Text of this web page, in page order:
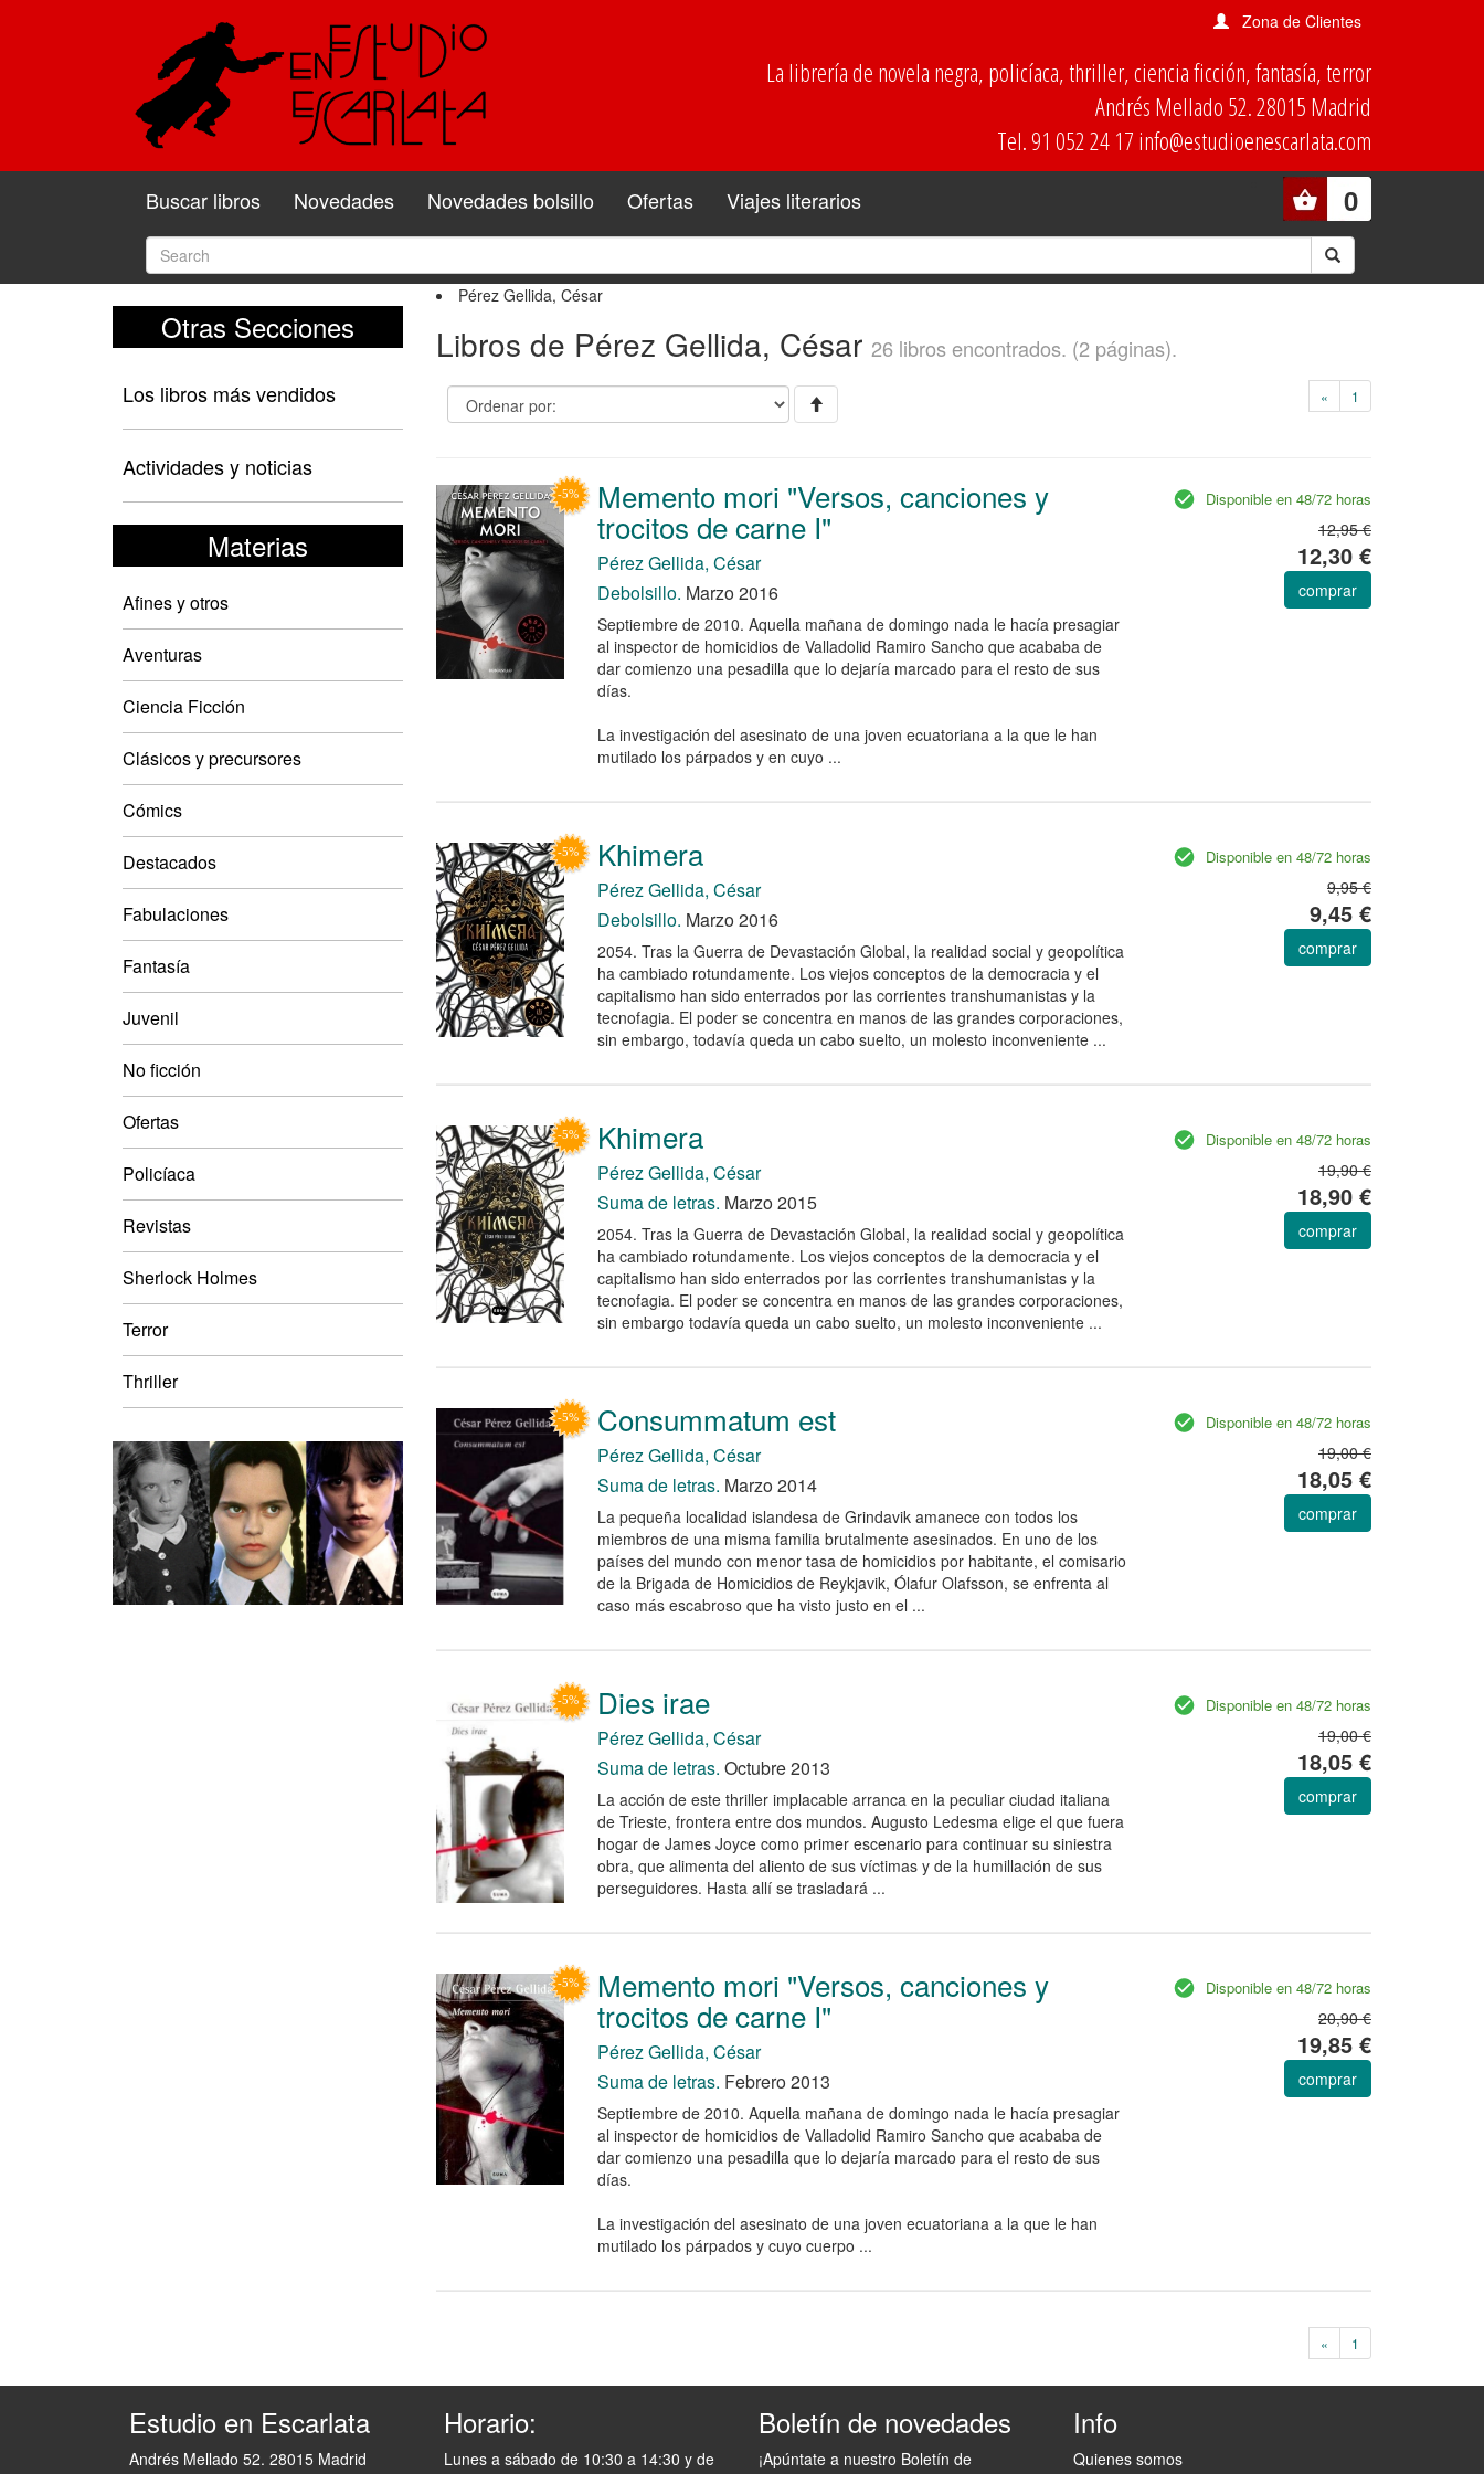
Zona de Clientes
La librería de novela negra, policíaca, thriller, ciencia ficción, fantasía, terror
Andrés Mellado 52. 28015 Madrid
Tel. 91 052 24 17 info@estudioenescarlata.com
0
Buscar libros Novedades Novedades bolsillo Ofertas Viajes literarios
Otras Secciones
Los libros más vendidos
Actividades y noticias
Materias
Afines y otros
Aventuras
Ciencia Ficción
Clásicos y precursores
Cómics
Destacados
Fabulaciones
Fantasía
Juvenil
No ficción
Ofertas
Policíaca
Revistas
Sherlock Holmes
Terror
Thriller
Pérez Gellida, César
Libros de Pérez Gellida, César 26 libros encontrados. (2 páginas).
« 1
Memento mori "Versos, canciones y
trocitos de carne I"
Pérez Gellida, César
Debolsillo. Marzo 2016
Septiembre de 2010. Aquella mañana de domingo nada le hacía presagiar
al inspector de homicidios de Valladolid Ramiro Sancho que acababa de
dar comienzo una pesadilla que lo dejaría marcado para el resto de sus
días.
La investigación del asesinato de una joven ecuatoriana a la que le han
mutilado los párpados y en cuyo ...
Disponible en 48/72 horas
12,95 €
12,30 €
comprar
Khimera
Pérez Gellida, César
Debolsillo. Marzo 2016
2054. Tras la Guerra de Devastación Global, la realidad social y geopolítica
ha cambiado rotundamente. Los viejos conceptos de la democracia y el
capitalismo han sido enterrados por las corrientes transhumanistas y la
tecnofagia. El poder se concentra en manos de las grandes corporaciones,
sin embargo, todavía queda un cabo suelto, un molesto inconveniente ...
Disponible en 48/72 horas
9,95 €
9,45 €
comprar
Khimera
Pérez Gellida, César
Suma de letras. Marzo 2015
2054. Tras la Guerra de Devastación Global, la realidad social y geopolítica
ha cambiado rotundamente. Los viejos conceptos de la democracia y el
capitalismo han sido enterrados por las corrientes transhumanistas y la
tecnofagia. El poder se concentra en manos de las grandes corporaciones,
sin embargo todavía queda un cabo suelto, un molesto inconveniente ...
Disponible en 48/72 horas
19,90 €
18,90 €
comprar
Consummatum est
Pérez Gellida, César
Suma de letras. Marzo 2014
La pequeña localidad islandesa de Grindavik amanece con todos los
miembros de una misma familia brutalmente asesinados. En uno de los
países del mundo con menor tasa de homicidios por habitante, el comisario
de la Brigada de Homicidios de Reykjavik, Ólafur Olafsson, se enfrenta al
caso más escabroso que ha visto justo en el ...
Disponible en 48/72 horas
19,00 €
18,05 €
comprar
Dies irae
Pérez Gellida, César
Suma de letras. Octubre 2013
La acción de este thriller implacable arranca en la peculiar ciudad italiana
de Trieste, frontera entre dos mundos. Augusto Ledesma elige el que fuera
hogar de James Joyce como primer escenario para continuar su siniestra
obra, que alimenta del aliento de sus víctimas y de la humillación de sus
perseguidores. Hasta allí se trasladará ...
Disponible en 48/72 horas
19,00 €
18,05 €
comprar
Memento mori "Versos, canciones y
trocitos de carne I"
Pérez Gellida, César
Suma de letras. Febrero 2013
Septiembre de 2010. Aquella mañana de domingo nada le hacía presagiar
al inspector de homicidios de Valladolid Ramiro Sancho que acababa de
dar comienzo una pesadilla que lo dejaría marcado para el resto de sus
días.
La investigación del asesinato de una joven ecuatoriana a la que le han
mutilado los párpados y cuyo cuerpo ...
Disponible en 48/72 horas
20,90 €
19,85 €
comprar
« 1
Estudio en Escarlata
Andrés Mellado 52. 28015 Madrid
Horario:
Lunes a sábado de 10:30 a 14:30 y de
Boletín de novedades
¡Apúntate a nuestro Boletín de
Info
Quienes somos